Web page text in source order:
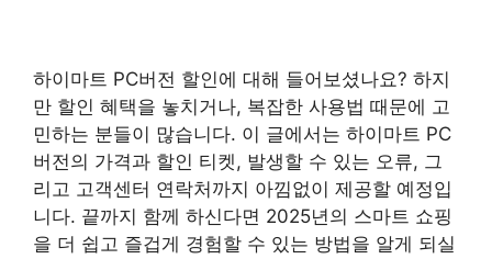
하이마트 PC버전 할인에 대해 들어보셨나요? 하지
만 할인 혜택을 놓치거나, 복잡한 사용법 때문에 고
민하는 분들이 많습니다. 이 글에서는 하이마트 PC
버전의 가격과 할인 티켓, 발생할 수 있는 오류, 그
리고 고객센터 연락처까지 아낌없이 제공할 예정입
니다. 끝까지 함께 하신다면 2025년의 스마트 쇼핑
을 더 쉽고 즐겁게 경험할 수 있는 방법을 알게 되실